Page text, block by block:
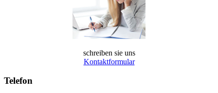
schreiben sie uns
Kontaktformular
Telefon